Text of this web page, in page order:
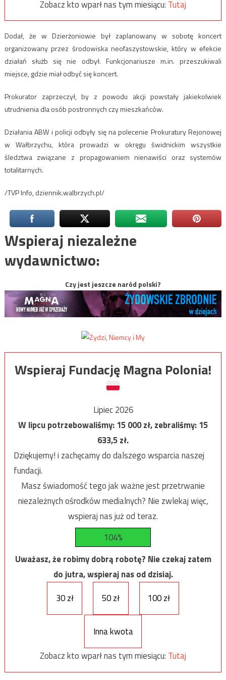
Zobacz kto wparł nas tym miesiącu: Tutaj
Dodał, że w Dzierżoniowie był zaplanowany w sobotę koncert
organizowany przez środowiska neofaszystowskie, który w efekcie
działań służb się nie odbył. Funkcjonariusze m.in. przeszukiwali
miejsce, gdzie miał odbyć się koncert.
Prokurator zaprzeczył, by z powodu akcji powstały jakiekolwiek
utrudnienia dla osób postronnych czy mieszkańców.
Działania ABW i policji odbyły się na polecenie Prokuratury Rejonowej
w Wałbrzychu, która prowadzi w okręgu świdnickim wszystkie
śledztwa związane z propagowaniem nienawiści oraz systemów
totalitarnych.
/TVP Info, dziennik.walbrzych.pl/
Wspieraj niezależne
wydawnictwo:
Czy jest jeszcze naród polski?
Wspieraj Fundację Magna Polonia!
Lipiec 2026
W lipcu potrzebowaliśmy:15 000zł, zebraliśmy:15
633,5zł.
Dziękujemy! i zachęcamy do dalszego wsparcia naszej
fundacji.
Masz świadomość tego jak ważne jest przetrwanie
niezależnych ośrodków medialnych? Nie zwlekaj więc,
wspieraj nas już od teraz.
104%
Uważasz, że robimy dobrą robotę? Nie czekaj zatem
do jutra, wspieraj nas od dzisiaj.
30 zł
50 zł 100 zł
Inna kwota
Zobacz kto wparł nas tym miesiącu: Tutaj